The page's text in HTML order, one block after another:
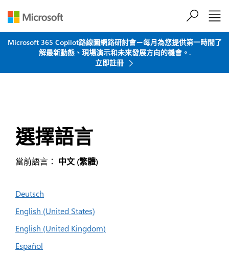
Microsoft 365 Copilot路線圖網路研討會－每月為您提供第一時間了
解最新動態、現場演示和未來發展方向的機會。.
立即註冊
選擇語言
當前語言： 中文 (繁體)
Deutsch
English (United States)
English (United Kingdom)
Español